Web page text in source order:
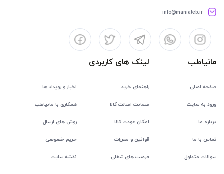
info@maniateb.ir
مانیاطب
صفحه اصلی
ورود به سایت
درباره ما
تماس با ما
سوالات متداول
لینک های کاربردی
راهنمای خرید اخبار و رویداد ها
ضمانت اصالت کالا همکاری با مانیاطب
امکان عودت کالا روش های ارسال
قوانین و مقررات حریم خصوصی
فرصت های شغلی نقشه سایت